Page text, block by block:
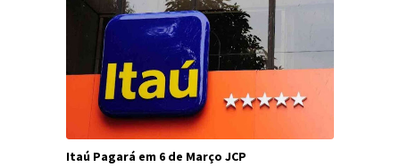
Itaú Pagará em 6 de Março JCP